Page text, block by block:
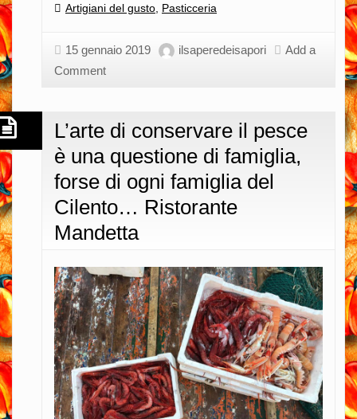
che
per
lavorare
sulle
strutture…
Categories:
Artigiani del gusto Pasticceria
15 gennaio 2019 ilsaperedeisapori
Add a
Comment
L’arte di conservare il pesce
è una questione di famiglia,
forse di ogni famiglia del
Cilento… Ristorante
Mandetta